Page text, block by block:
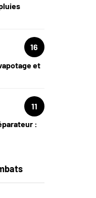
16
et
11
: